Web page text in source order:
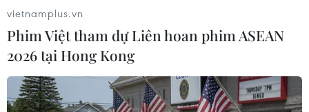
vietnamplus.vn
Phim Việt tham dự Liên hoan phim ASEAN
2026 tại Hong Kong